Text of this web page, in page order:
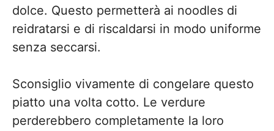
dolce. Questo permetterà ai noodles di
reidratarsi e di riscaldarsi in modo uniforme
senza seccarsi.
Sconsiglio vivamente di congelare questo
piatto una volta cotto. Le verdure
perderebbero completamente la loro